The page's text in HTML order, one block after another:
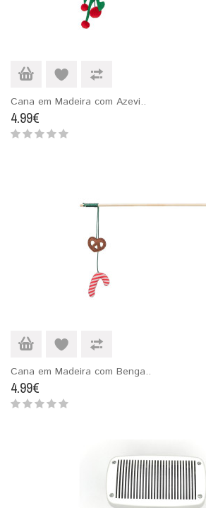
Cana em Madeira com Azevi..
4.99€
Cana em Madeira com Benga..
4.99€